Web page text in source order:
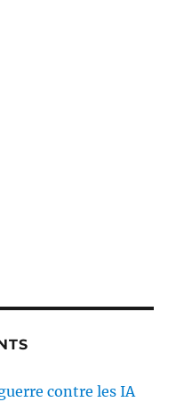
contre les IA